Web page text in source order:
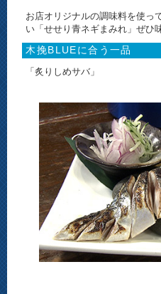
お店オリジナルの調味料を使っ
い「せせり青ネギまみれ」ぜひ
木挽BLUEに合う一品
「炙りしめサバ」